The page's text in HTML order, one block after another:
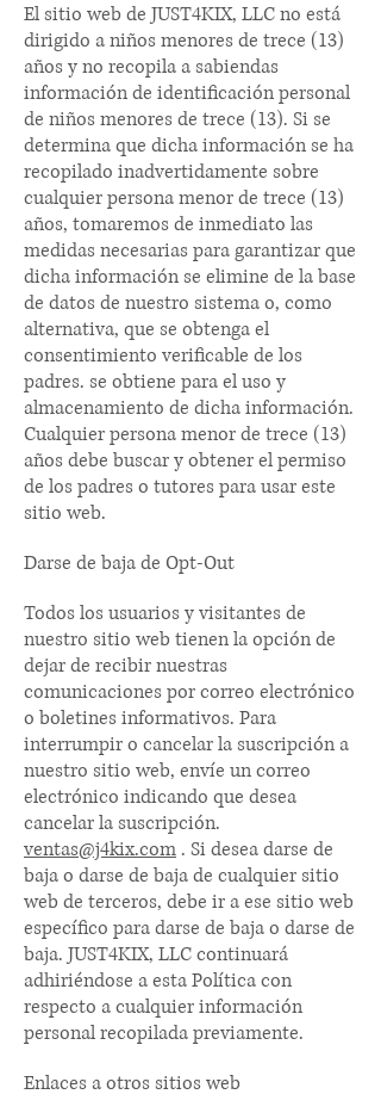
El sitio web de JUST4KIX, LLC no está
dirigido a niños menores de trece (13)
años y no recopila a sabiendas
información de identificación personal
de niños menores de trece (13). Si se
determina que dicha información se ha
recopilado inadvertidamente sobre
cualquier persona menor de trece (13)
años, tomaremos de inmediato las
medidas necesarias para garantizar que
dicha información se elimine de la base
de datos de nuestro sistema o, como
alternativa, que se obtenga el
consentimiento verificable de los
padres. se obtiene para el uso y
almacenamiento de dicha información.
Cualquier persona menor de trece (13)
años debe buscar y obtener el permiso
de los padres o tutores para usar este
sitio web.
Darse de baja de Opt-Out
Todos los usuarios y visitantes de
nuestro sitio web tienen la opción de
dejar de recibir nuestras
comunicaciones por correo electrónico
o boletines informativos. Para
interrumpir o cancelar la suscripción a
nuestro sitio web, envíe un correo
electrónico indicando que desea
cancelar la suscripción.
ventas@j4kix.com . Si desea darse de
baja o darse de baja de cualquier sitio
web de terceros, debe ir a ese sitio web
específico para darse de baja o darse de
baja. JUST4KIX, LLC continuará
adhiriéndose a esta Política con
respecto a cualquier información
personal recopilada previamente.
Enlaces a otros sitios web